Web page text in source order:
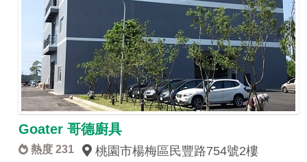
Goater 哥德廚具
熱度 231
桃園市楊梅區民豐路754號2樓